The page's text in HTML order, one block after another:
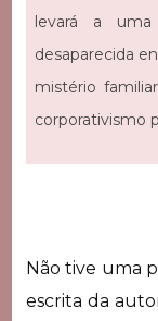
levará a
desaparecida
mistério
corporativismo
Não tive uma
escrita da